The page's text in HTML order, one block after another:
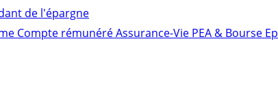
de l'épargne
Compte rémunéréAssurance-Vie PEA & Bourse